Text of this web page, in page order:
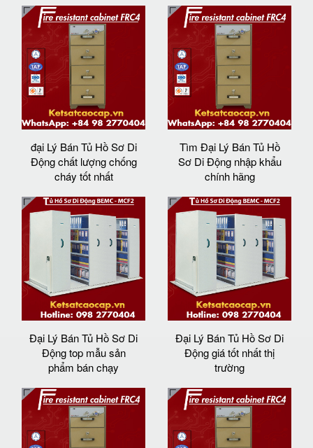
đại Lý Bán Tủ Hồ Sơ Di
Động chất lượng chống
cháy tốt nhất
Tìm Đại Lý Bán Tủ Hồ
Sơ Di Động nhập khẩu
chính hãng
Đại Lý Bán Tủ Hồ Sơ Di
Động top mẫu sản
phẩm bán chạy
Đại Lý Bán Tủ Hồ Sơ Di
Động giá tốt nhất thị
trường